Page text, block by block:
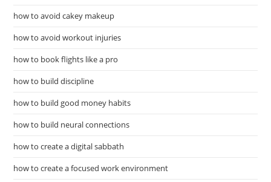
how to avoid cakey makeup
how to avoid workout injuries
how to book flights like a pro
how to build discipline
how to build good money habits
how to build neural connections
how to create a digital sabbath
how to create a focused work environment